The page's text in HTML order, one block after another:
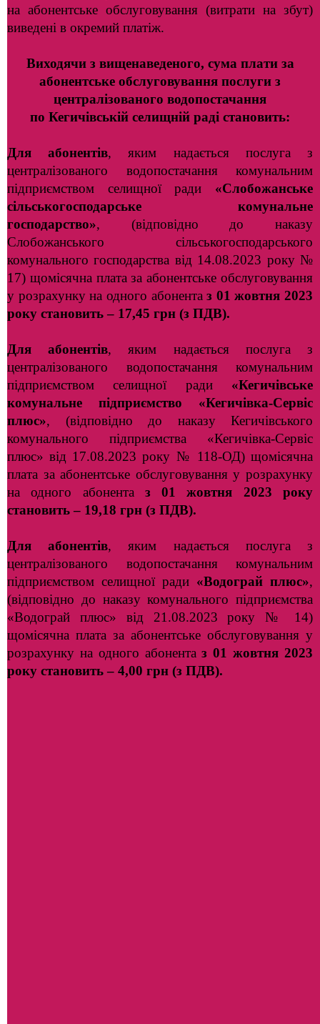
на абонентське обслуговування (витрати на збут)
виведені в окремий платіж.
Виходячи з вищенаведеного, сума плати за
абонентське обслуговування послуги з
централізованого водопостачання
по Кегичівській селищній раді становить:
Для абонентів, яким надається послуга з
централізованого водопостачання комунальним
підприємством селищної ради «Слобожанське
сільськогосподарське комунальне
господарство», (відповідно до наказу
Слобожанського сільськогосподарського
комунального господарства від 14.08.2023 року №
17) щомісячна плата за абонентське обслуговування
у розрахунку на одного абонентаз 01 жовтня 2023
року становить – 17,45 грн (з ПДВ).
Для абонентів, яким надається послуга з
централізованого водопостачання комунальним
підприємством селищної ради «Кегичівське
комунальне підприємство «Кегичівка-Сервіс
плюс», (відповідно до наказу Кегичівського
комунального підприємства «Кегичівка-Сервіс
плюс»від 17.08.2023 року № 118-ОД) щомісячна
плата за абонентське обслуговування у розрахунку
на одного абонента з 01 жовтня 2023 року
становить – 19,18 грн (з ПДВ).
Для абонентів, яким надається послуга з
централізованого водопостачання комунальним
підприємством селищної ради «Водограй плюс»,
(відповідно до наказу комунального підприємства
«Водограй плюс» від 21.08.2023 року № 14)
щомісячна плата за абонентське обслуговування у
розрахунку на одного абонентаз 01 жовтня 2023
року становить – 4,00 грн (з ПДВ).